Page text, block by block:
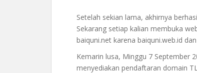
Setelah sekian lama, akhirnya
Sekarang setiap kalian membuka
baiquni.net karena baiquni.web.id
Kemarin lusa, Minggu 7 September
menyediakan pendaftaran domain